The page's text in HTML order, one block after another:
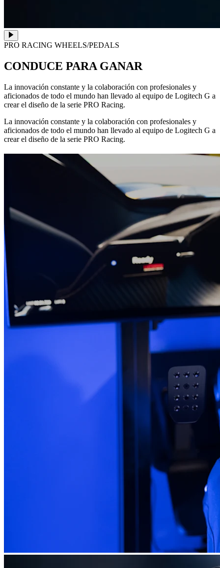
PRO RACING WHEELS/PEDALS
CONDUCE PARA GANAR
La innovación constante y la colaboración con profesionales y
aficionados de todo el mundo han llevado al equipo de Logitech G a
crear el diseño de la serie PRO Racing.
La innovación constante y la colaboración con profesionales y
aficionados de todo el mundo han llevado al equipo de Logitech G a
crear el diseño de la serie PRO Racing.